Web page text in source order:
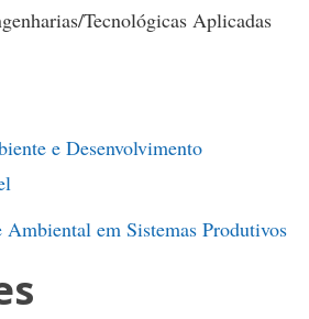
Tecnológicas Aplicadas
e Desenvolvimento
Ambiental em Sistemas Produtivos